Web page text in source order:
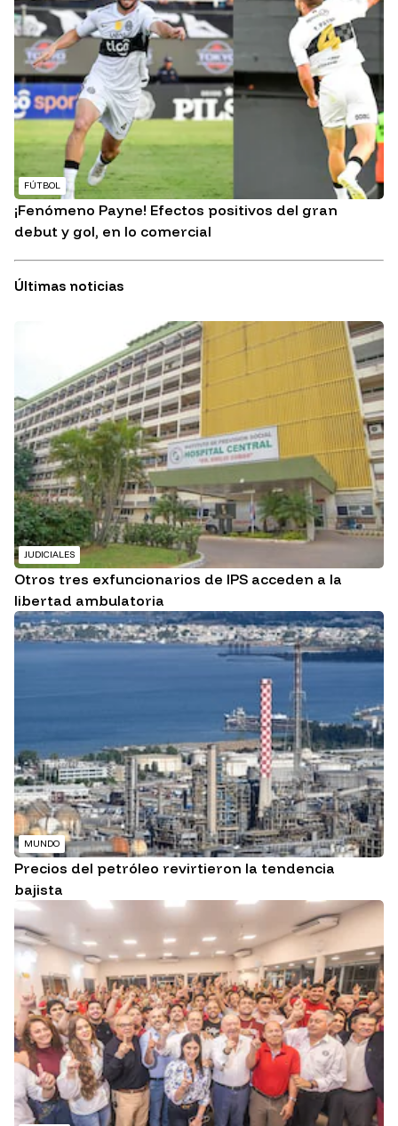
FÚTBOL
¡Fenómeno Payne! Efectos positivos del gran
debut y gol, en lo comercial
Últimas noticias
JUDICIALES
Otros tres exfuncionarios de IPS acceden a la
libertad ambulatoria
MUNDO
Precios del petróleo revirtieron la tendencia
bajista